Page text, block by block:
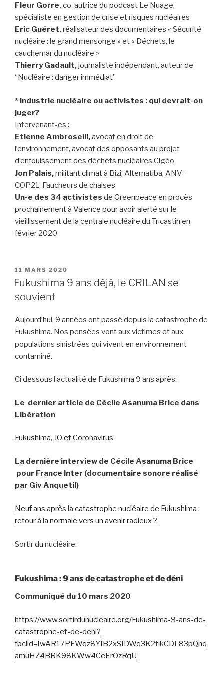
Fleur Gorre,co-autrice du podcast Le Nuage,
spécialiste en gestion de crise et risques nucléaires
Eric Guéret,réalisateur des documentaires « Sécurité
nucléaire : le grand mensonge » et « Déchets, le
cauchemar du nucléaire »
Thierry Gadault,journaliste indépendant, auteur de
“Nucléaire : danger immédiat”
* Industrie nucléaire ou activistes : qui devrait-on
juger?
Intervenant-es :
Etienne Ambroselli,avocat en droit de
l’environnement, avocat des opposants au projet
d’enfouissement des déchets nucléaires Cigéo
Jon Palais,militant climat à Bizi, Alternatiba, ANV-
COP21, Faucheurs de chaises
Un-e des 34 activistes de Greenpeace en procès
prochainement à Valence pour avoir alerté sur le
vieillissement de la centrale nucléaire du Tricastin en
février 2020
PUBLIÉ
LE
11 MARS 2020
Fukushima 9 ans déjà, le CRILAN se
souvient
Aujourd’hui, 9 années ont passé depuis la catastrophe de
Fukushima. Nos pensées vont aux victimes et aux
populations sinistrées qui vivent en environnement
contaminé.
Ci dessous l’actualité de Fukushima 9 ans après:
Le dernier article de Cécile Asanuma Brice dans
Libération
Fukushima, JO et Coronavirus
La dernière interview de Cécile Asanuma Brice
pour France Inter (documentaire sonore réalisé
par Giv Anquetil)
Neuf ans après la catastrophe nucléaire de Fukushima :
retour à la normale vers un avenir radieux ?
Sortir du nucléaire:
Fukushima : 9 ans de catastrophe et de déni
Communiqué du 10 mars 2020
https://www.sortirdunucleaire.org/Fukushima-9-ans-de-
catastrophe-et-de-deni?
fbclid=IwAR17PFWqz8YIB2xSIDWq3K2flkCDL83pQnq
amuHZ4BRK98KWw4CeErOzRqU